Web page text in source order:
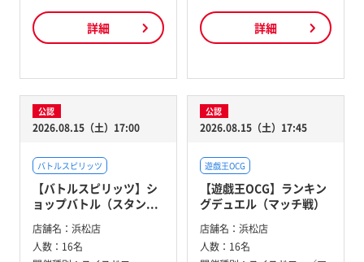
詳細 詳細
公認
2026.08.15（土）17:00
バトルスピリッツ
【バトルスピリッツ】シ
ョップバトル（スタン...
店舗名： 浜松店
人数： 16名
公認
2026.08.15（土）17:45
遊戯王OCG
【遊戯王OCG】ランキン
グデュエル（マッチ戦）
店舗名： 浜松店
人数： 16名